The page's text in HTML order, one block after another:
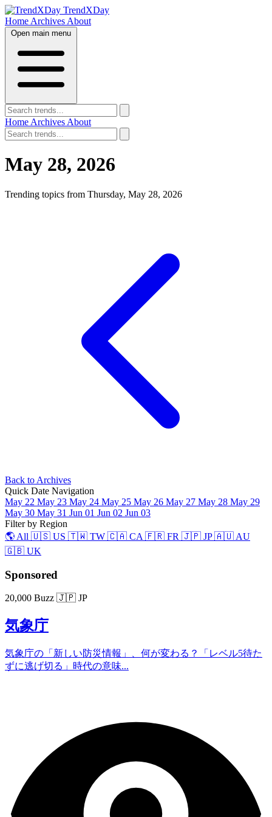
TrendXDay
Home Archives About
Open main menu
Home Archives About
May 28, 2026
Trending topics from Thursday, May 28, 2026
Back to Archives
Quick Date Navigation
May 22 May 23 May 24 May 25 May 26 May 27 May 28 May 29
May 30 May 31 Jun 01 Jun 02 Jun 03
Filter by Region
🌎 All 🇺🇸 US 🇹🇼 TW 🇨🇦 CA 🇫🇷 FR 🇯🇵 JP🇦🇺 AU
🇬🇧 UK
Sponsored
20,000 Buzz 🇯🇵 JP
気象庁
気象庁の「新しい防災情報」、何が変わる？「レベル5待た
ずに逃げ切る」時代の意味...